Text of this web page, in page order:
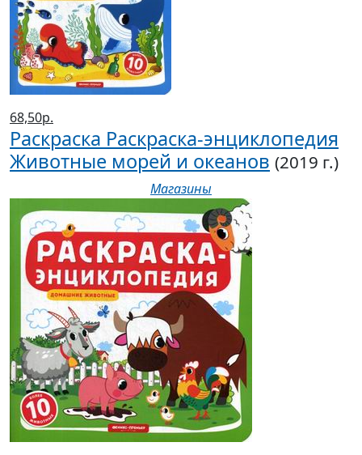
68,50р.
Раскраска Раскраска-энциклопедия
Животные морей и океанов (2019 г.)
Магазины